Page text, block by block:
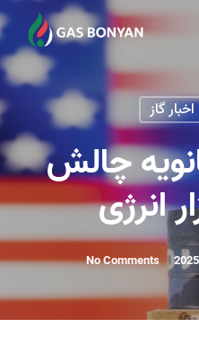
اخبار گاز
چالش
انرژی
No Comments